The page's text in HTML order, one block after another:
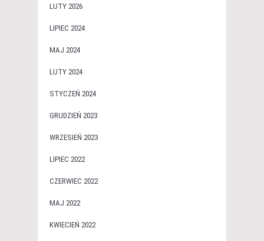
LUTY 2026
LIPIEC 2024
MAJ 2024
LUTY 2024
STYCZEŃ 2024
GRUDZIEŃ 2023
WRZESIEŃ 2023
LIPIEC 2022
CZERWIEC 2022
MAJ 2022
KWIECIEŃ 2022